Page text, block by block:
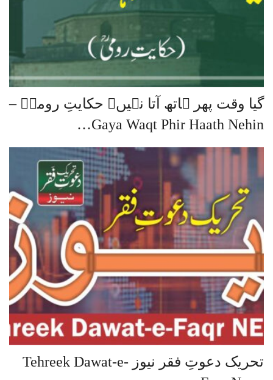
گیا وقت پھر ہاتھ آتا نہیں۔ حکایتِ رومیؒ –
Gaya Waqt Phir Haath Nehin…
تحریک دعوتِ فقر نیوز Tehreek Dawat-e-